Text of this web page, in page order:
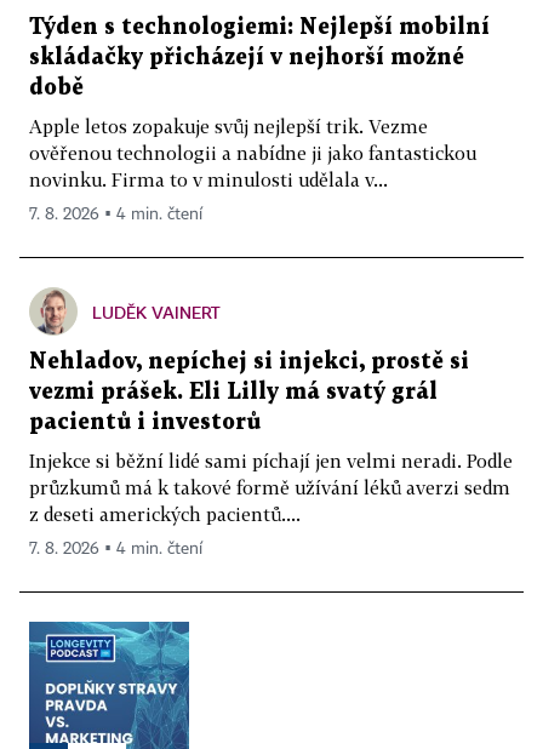
Týden s technologiemi: Nejlepší mobilní
skládačky přicházejí v nejhorší možné
době
Apple letos zopakuje svůj nejlepší trik. Vezme
ověřenou technologii a nabídne ji jako fantastickou
novinku. Firma to v minulosti udělala v...
7. 8. 2026 ▪ 4 min. čtení
LUDĚK VAINERT
Nehladov, nepíchej si injekci, prostě si
vezmi prášek. Eli Lilly má svatý grál
pacientů i investorů
Injekce si běžní lidé sami píchají jen velmi neradi. Podle
průzkumů má k takové formě užívání léků averzi sedm
z deseti amerických pacientů....
7. 8. 2026 ▪ 4 min. čtení